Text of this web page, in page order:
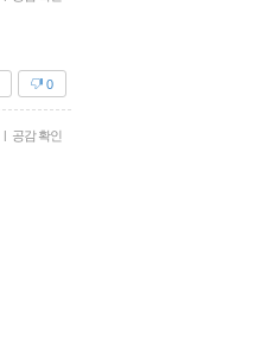
0
| 공감 확인